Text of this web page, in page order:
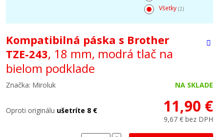
Všetky (2)
Kompatibilná páska s Brother
TZE-243, 18 mm, modrá tlač na
bielom podklade
Značka: Miroluk NA SKLADE
Oproti originálu ušetríte 8 € 11,90 €
9,67 € bez DPH